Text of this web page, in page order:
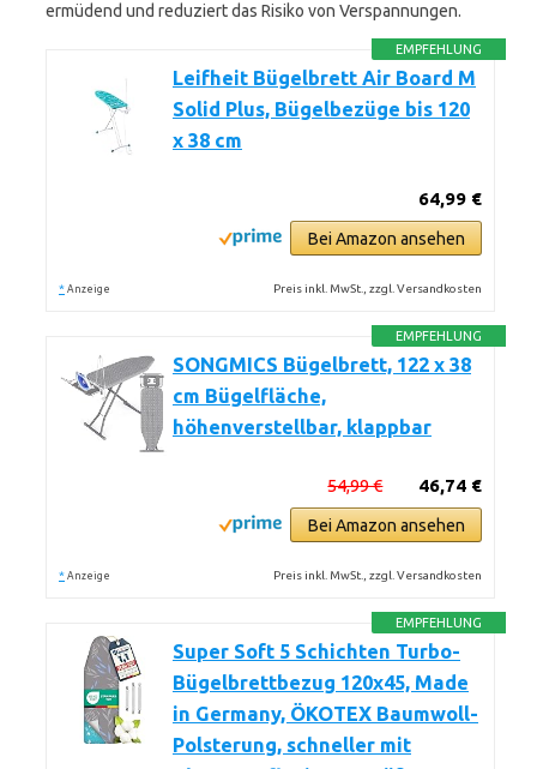
ermüdend und reduziert das Risiko von Verspannungen.
EMPFEHLUNG
Leifheit Bügelbrett Air Board M
Solid Plus, Bügelbezüge bis 120
x 38 cm
64,99 €
Bei Amazon ansehen
* Anzeige Preis inkl. MwSt., zzgl. Versandkosten
EMPFEHLUNG
SONGMICS Bügelbrett, 122 x 38
cm Bügelfläche,
höhenverstellbar, klappbar
46,74 €
54,99 €
Bei Amazon ansehen
* Anzeige Preis inkl. MwSt., zzgl. Versandkosten
EMPFEHLUNG
Super Soft 5 Schichten Turbo-
Bügelbrettbezug 120x45, Made
in Germany, ÖKOTEX Baumwoll-
Polsterung, schneller mit